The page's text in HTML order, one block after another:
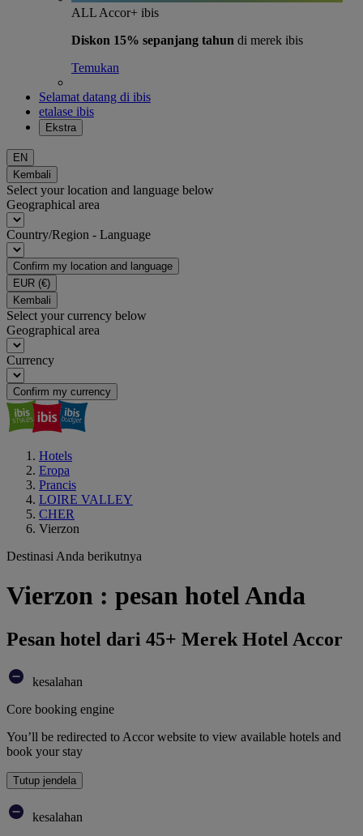
ALL Accor+ ibis
Diskon 15% sepanjang tahun di merek ibis
Temukan
Selamat datang di ibis
etalase ibis
Ekstra
EN
Kembali
Select your location and language below
Geographical area
Country/Region - Language
Confirm my location and language
EUR (€)
Kembali
Select your currency below
Geographical area
Currency
Confirm my currency
Hotels
Eropa
Prancis
LOIRE VALLEY
CHER
Vierzon
Destinasi Anda berikutnya
Vierzon : pesan hotel Anda
Pesan hotel dari 45+ Merek Hotel Accor
kesalahan
Core booking engine
You’ll be redirected to Accor website to view available hotels and
book your stay
Tutup jendela
kesalahan